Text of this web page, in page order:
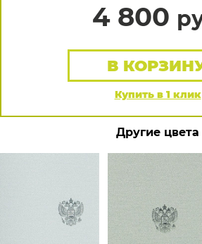
4 800
Купить в 1 клик
В
Другие цвета